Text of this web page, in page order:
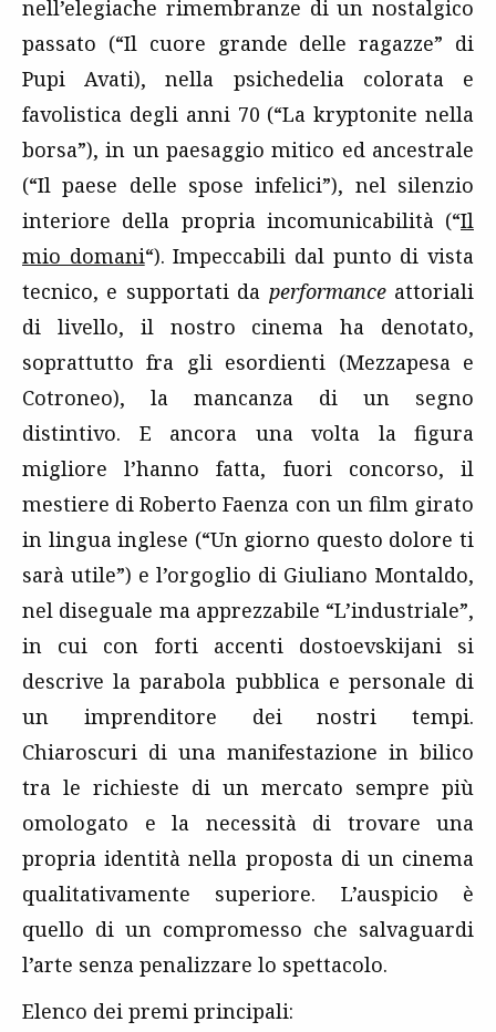
nell’elegiache rimembranze di un nostalgico
passato (“Il cuore grande delle ragazze” di
Pupi Avati), nella psichedelia colorata e
favolistica degli anni 70 (“La kryptonite nella
borsa”), in un paesaggio mitico ed ancestrale
(“Il paese delle spose infelici”), nel silenzio
interiore della propria incomunicabilità (“Il
mio domani“). Impeccabili dal punto di vista
tecnico, e supportati da performance attoriali
di livello, il nostro cinema ha denotato,
soprattutto fra gli esordienti (Mezzapesa e
Cotroneo), la mancanza di un segno
distintivo. E ancora una volta la figura
migliore l’hanno fatta, fuori concorso, il
mestiere di Roberto Faenza con un film girato
in lingua inglese (“Un giorno questo dolore ti
sarà utile”) e l’orgoglio di Giuliano Montaldo,
nel diseguale ma apprezzabile “L’industriale”,
in cui con forti accenti dostoevskijani si
descrive la parabola pubblica e personale di
un imprenditore dei nostri tempi.
Chiaroscuri di una manifestazione in bilico
tra le richieste di un mercato sempre più
omologato e la necessità di trovare una
propria identità nella proposta di un cinema
qualitativamente superiore. L’auspicio è
quello di un compromesso che salvaguardi
l’arte senza penalizzare lo spettacolo.
Elenco dei premi principali: